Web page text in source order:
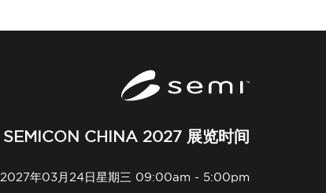
SEMICON CHINA 2027 展览时间
2027年03月24日星期三 09:00am - 5:00pm